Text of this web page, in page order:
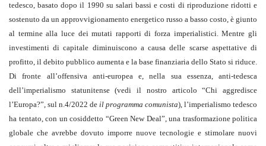
tedesco, basato dopo il 1990 su salari bassi e costi di riproduzione ridotti e
sostenuto da un approvvigionamento energetico russo a basso costo, è giunto
al termine alla luce dei mutati rapporti di forza imperialistici. Mentre gli
investimenti di capitale diminuiscono a causa delle scarse aspettative di
profitto, il debito pubblico aumenta e la base finanziaria dello Stato si riduce.
Di fronte all’offensiva anti-europea e, nella sua essenza, anti-tedesca
dell’imperialismo statunitense (vedi il nostro articolo “Chi aggredisce
l’Europa?”, sul n.4/2022 de il programma comunista), l’imperialismo tedesco
ha tentato, con un cosiddetto “Green New Deal”, una trasformazione politica
globale che avrebbe dovuto imporre nuove tecnologie e stimolare nuovi